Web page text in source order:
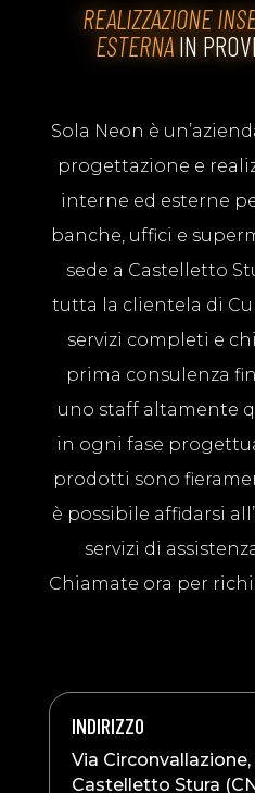
REALIZZAZIONE
ESTERNA IN
Sola Neon è
progettazione e
interne ed esterne
banche, uffici e
sede a Castelletto
tutta la clientela di
servizi completi e
prima consulenza
uno staff altamente
in ogni fase
prodotti sono
è possibile affidarsi
servizi di
Chiamate ora per
INDIRIZZO
Via Circonvallazione,
Castelletto Stura